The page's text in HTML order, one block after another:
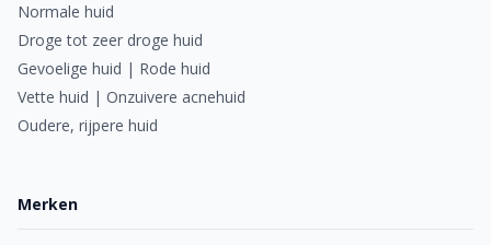
Normale huid
Droge tot zeer droge huid
Gevoelige huid | Rode huid
Vette huid | Onzuivere acnehuid
Oudere, rijpere huid
Merken